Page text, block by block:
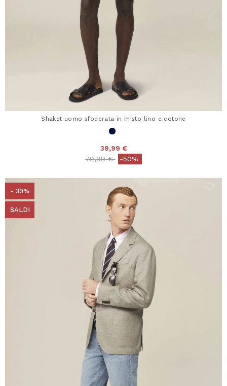
Shaket uomo sfoderata in misto lino e cotone
39,99 €
Price reduced from
79,99 €to-50%
- 39%
SALDI